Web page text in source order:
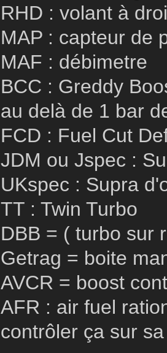
RHD : volant à
MAP : capteur de
MAF : débimetre
BCC : Greddy
au delà de 1 bar
FCD : Fuel Cut
JDM ou Jspec :
UKspec : Supra
TT : Twin Turbo
DBB = ( turbo sur
Getrag = boite
AVCR = boost
AFR : air fuel
contrôler ça sur